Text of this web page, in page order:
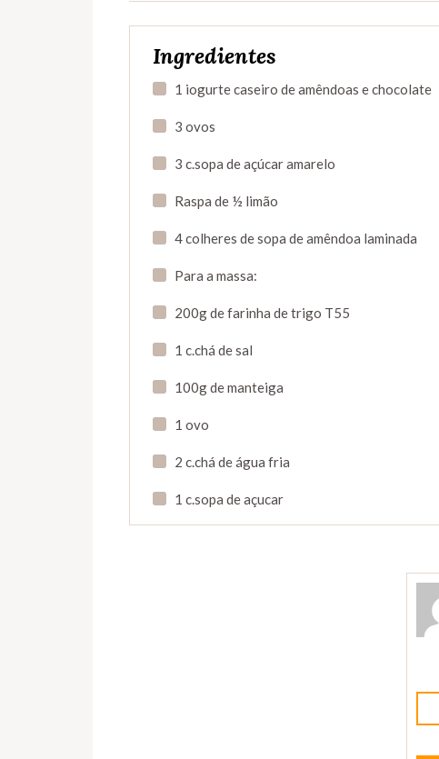
Ingredientes
1 iogurte caseiro de amêndoas e chocolate
3 ovos
3 c.sopa de açúcar amarelo
Raspa de ½ limão
4 colheres de sopa de amêndoa laminada
Para a massa:
200g de farinha de trigo T55
1 c.chá de sal
100g de manteiga
1 ovo
2 c.chá de água fria
1 c.sopa de açucar